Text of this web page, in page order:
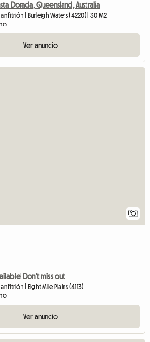
Dorada, Queensland, Australia
| Burleigh Waters (4220) | 30 M2
Ver anuncio
Don't miss out
| Eight Mile Plains (4113)
Ver anuncio